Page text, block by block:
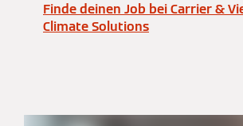
Finde deinen Job bei Carrier &
Climate Solutions